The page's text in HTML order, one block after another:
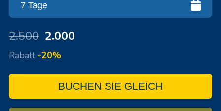
2.500 2.000
Rabatt -20%
BUCHEN SIE GLEICH